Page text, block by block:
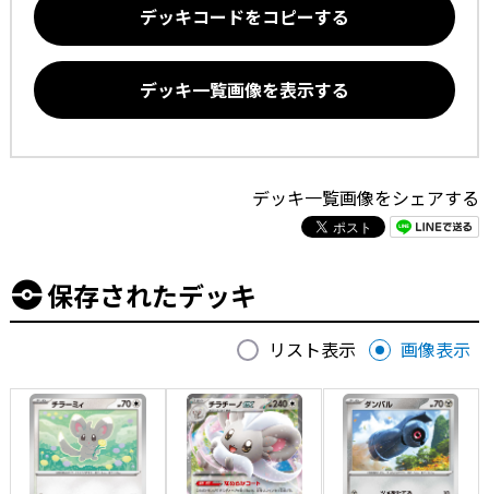
デッキコードをコピーする
デッキ一覧画像を表示する
デッキ一覧画像をシェアする
保存されたデッキ
リスト表示 画像表示